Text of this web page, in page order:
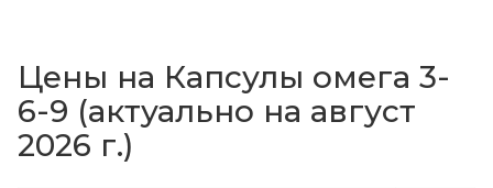
Цены на Капсулы омега 3-
6-9 (актуально на август
2026 г.)